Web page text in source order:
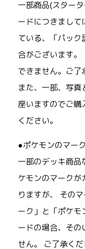
一部商品(スター
ードにつきまして
ている、「パック
合がございます。
できません。ご了
また、一部、写真
座いますのでご購
ください。
●ポケモンのマー
一部のデッキ商品
ケモンのマークが
りますが、 その
ーク」と「ポケモ
ードの場合、その
せん。 ご了承くだ